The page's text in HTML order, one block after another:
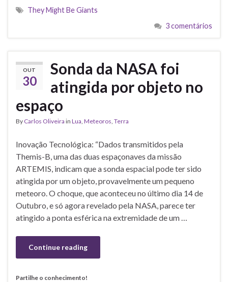
They Might Be Giants
3 comentários
OUT
30
Sonda da NASA foi
atingida por objeto no
espaço
By Carlos Oliveira in Lua Meteoros Terra
Inovação Tecnológica: “Dados transmitidos pela
Themis-B, uma das duas espaçonaves da missão
ARTEMIS, indicam que a sonda espacial pode ter sido
atingida por um objeto, provavelmente um pequeno
meteoro. O choque, que aconteceu no último dia 14 de
Outubro, e só agora revelado pela NASA, parece ter
atingido a ponta esférica na extremidade de um …
Continue reading
Partilhe o conhecimento!